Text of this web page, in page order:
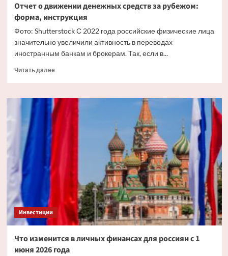
Отчет о движении денежных средств за рубежом:
форма, инструкция
Фото: Shutterstock С 2022 года российские физические лица
значительно увеличили активность в переводах
иностранным банкам и брокерам. Так, если в...
Читать далееПрочитать
Отчет
о
движении
инструкция
Инвестиции
Что изменится в личных финансах для россиян с 1
июня 2026 года